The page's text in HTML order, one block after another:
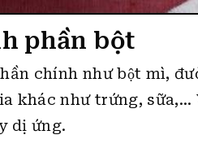
phần bột
chính như bột mì,
khác như trứng,
dị ứng.